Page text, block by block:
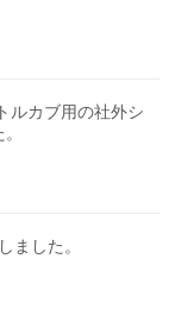
ルカブ用の社外シ
ました。